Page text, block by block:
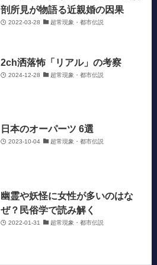
剖所見が物語る近親婚の因果
2022-03-28 超常現象・都市伝説
2ch洒落怖「リアル」の考察
2024-12-28 超常現象・都市伝説
日本のオーパーツ 6選
2023-10-04 超常現象・都市伝説
幽霊や妖怪に女性が多いのはな
ぜ？民俗学で読み解く
2022-01-31 超常現象・都市伝説